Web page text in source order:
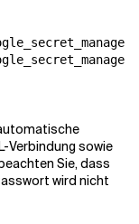
Verbindung sowie
Sie, dass
wird nicht